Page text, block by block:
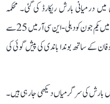
بارش ریکارڈ کی گئی۔ محکمہ
موسمیات (آئی ایم ڈی) نے اپنی پیشین گوئی میں یکم جون کو دہلی-این سی آر میں 25 سے
کے ساتھ بوندا باندی کی پیش گوئی کی
بارش کی سرگرمیاں دیکھی جا رہی ہیں۔